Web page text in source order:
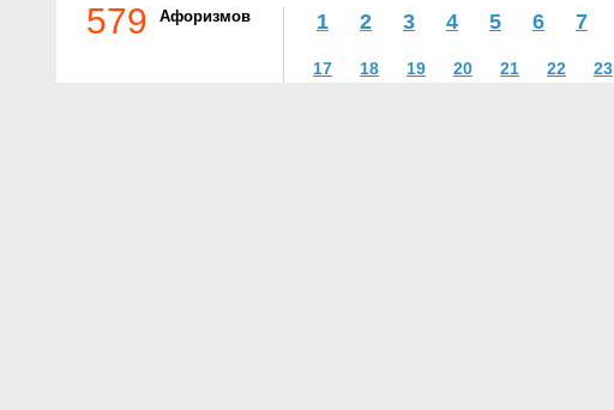
579 Афоризмов 1 2 3 4 5 6 7
17 18 19 20 21 22 23